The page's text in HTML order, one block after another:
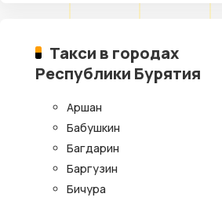
Такси в городах
Республики Бурятия
Аршан
Бабушкин
Багдарин
Баргузин
Бичура